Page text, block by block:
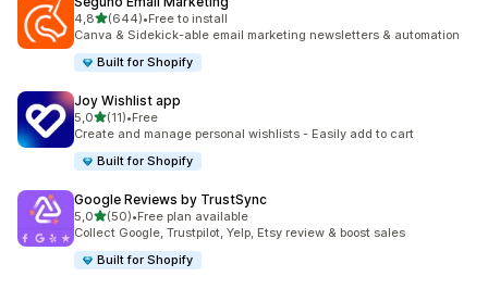
4,8stelle su 5
(644)
644 recensioni totali
•Free to install
Canva & Sidekick-able email marketing newsletters & automation
Built for Shopify
Joy Wishlist app
5,0stelle su 5
(11)
11 recensioni totali
•Free
Create and manage personal wishlists - Easily add to cart
Built for Shopify
Google Reviews by TrustSync
5,0stelle su 5
(50)
50 recensioni totali
•Free plan available
Collect Google, Trustpilot, Yelp, Etsy review & boost sales
Built for Shopify